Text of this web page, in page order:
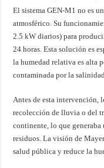
El sistema GEN-M1 no es
atmosférico. Su
2.5 kW diarios) para
24 horas. Esta solución es
la humedad relativa es alta
contaminada por la
Antes de esta intervención,
recolección de lluvia o del
continente, lo que
residuos. La visión de
salud pública y reduce la